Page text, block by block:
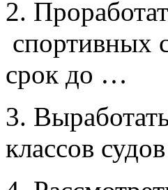
2.
спортивных
срок до …
3.
классов